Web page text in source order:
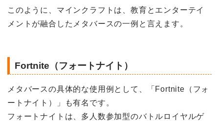
このように、マインクラフトは、教育とエンターテイ
メントが融合したメタバースの一例と言えます。
Fortnite（フォートナイト）
メタバースの具体的な使用例として、「Fortnite（フォ
ートナイト）」も有名です。
フォートナイトは、多人数参加型のバトルロイヤルゲ